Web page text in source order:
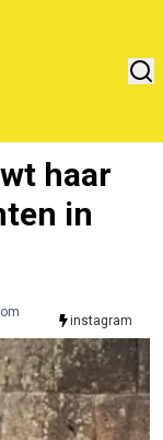
haar
in
instagram